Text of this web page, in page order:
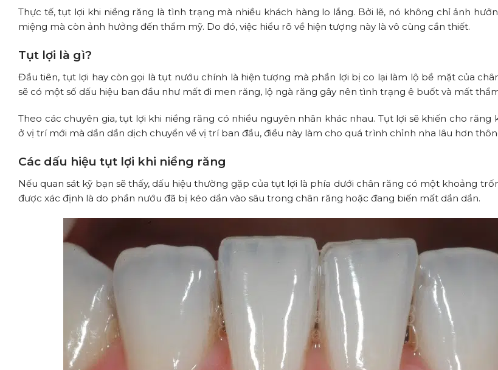
Thực tế, tụt lợi khi niềng răng là tình trạng mà nhiều khách hàng lo lắng. Bởi lẽ, nó không chỉ ảnh
miệng mà còn ảnh hưởng đến thẩm mỹ. Do đó, việc hiểu rõ về hiện tượng này là vô cùng cần thiết.
Tụt lợi là gì?
Đầu tiên, tụt lợi hay còn gọi là tụt nướu chính là hiện tượng mà phần lợi bị co lại làm lộ bề mặt của
sẽ có một số dấu hiệu ban đầu như mất đi men răng, lộ ngà răng gây nên tình trạng ê buốt và mất
Theo các chuyên gia, tụt lợi khi niềng răng có nhiều nguyên nhân khác nhau. Tụt lợi sẽ khiến cho răng
ở vị trí mới mà dần dần dịch chuyển về vị trí ban đầu, điều này làm cho quá trình chỉnh nha lâu hơn
Các dấu hiệu tụt lợi khi niềng răng
Nếu quan sát kỹ bạn sẽ thấy, dấu hiệu thường gặp của tụt lợi là phía dưới chân răng có một khoảng
được xác định là do phần nướu đã bị kéo dần vào sâu trong chân răng hoặc đang biến mất dần dần.